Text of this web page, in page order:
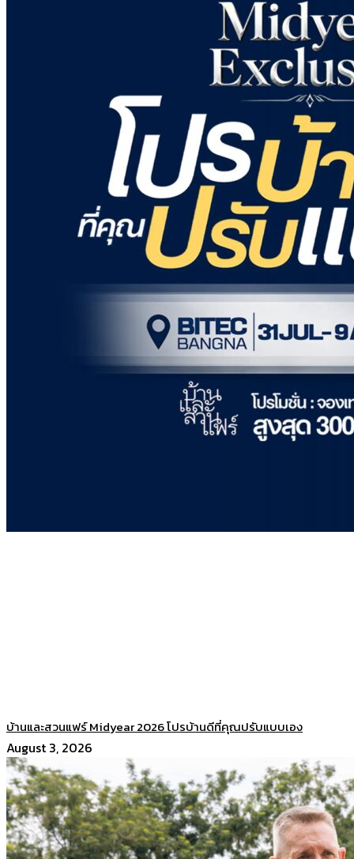
บ้านและสวนแฟร์ Midyear 2026 โปรบ้านดีที่คุณปรับแบบเอง
August 3, 2026